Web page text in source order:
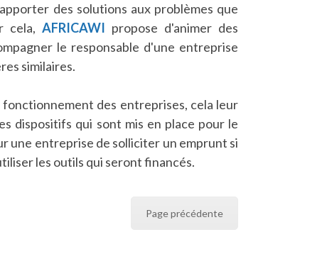
des solutions aux problèmes que
cela,AFRICAWI propose d'animer des
le responsable d'une entreprise
similaires.
des entreprises, cela leur
dispositifs qui sont mis en place pour le
une entreprise de solliciter un emprunt si
les outils qui seront financés.
Page précédente